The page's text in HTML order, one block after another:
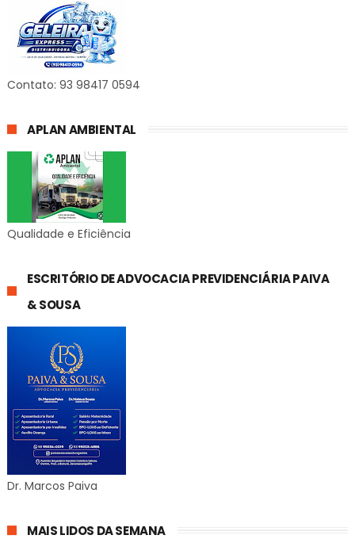
Contato: 93 98417 0594
APLAN AMBIENTAL
Qualidade e Eficiência
ESCRITÓRIO DE ADVOCACIA PREVIDENCIÁRIA PAIVA
& SOUSA
Dr. Marcos Paiva
MAIS LIDOS DA SEMANA